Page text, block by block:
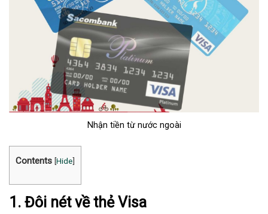
Nhận tiền từ nước ngoài
Contents [Hide]
1. Đôi nét về thẻ Visa